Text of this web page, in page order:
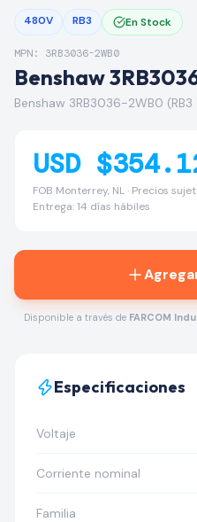
480V RB3 En Stock
MPN: 3RB3036-2WB0
Benshaw
Benshaw 3RB3036-2WB0
USD
FOB Monterrey, NL · Precios
Entrega: 14 días hábiles
Disponible a través de FARCOM
Especificaciones
Voltaje
Corriente nominal
Familia